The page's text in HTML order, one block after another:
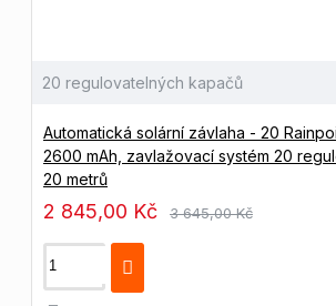
20 regulovatelných kapačů
Automatická solární závlaha - 20
2600 mAh, zavlažovací systém 20
20 metrů
2 845,00 Kč 3 645,00 Kč